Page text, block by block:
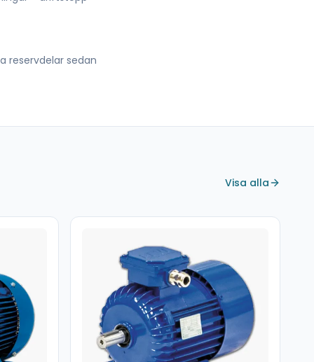
reservdelar sedan
Visa alla